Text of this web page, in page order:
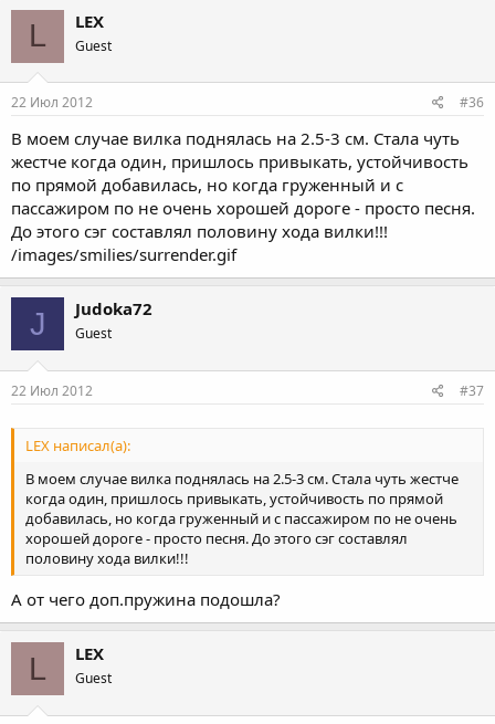
L LEX
Guest
22 Июл 2012 #36
В моем случае вилка поднялась на 2.5-3 см. Стала чуть
жестче когда один, пришлось привыкать, устойчивость
по прямой добавилась, но когда груженный и с
пассажиром по не очень хорошей дороге - просто песня.
До этого сэг составлял половину хода вилки!!!
/images/smilies/surrender.gif
J Judoka72
Guest
22 Июл 2012 #37
LEX написал(а):
В моем случае вилка поднялась на 2.5-3 см. Стала чуть жестче
когда один, пришлось привыкать, устойчивость по прямой
добавилась, но когда груженный и с пассажиром по не очень
хорошей дороге - просто песня. До этого сэг составлял
половину хода вилки!!!
А от чего доп.пружина подошла?
L LEX
Guest